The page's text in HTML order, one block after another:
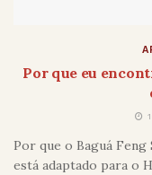
Por que eu
Por que o Baguá
está adaptado para o